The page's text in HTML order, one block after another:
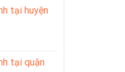
tại huyện
tại quận